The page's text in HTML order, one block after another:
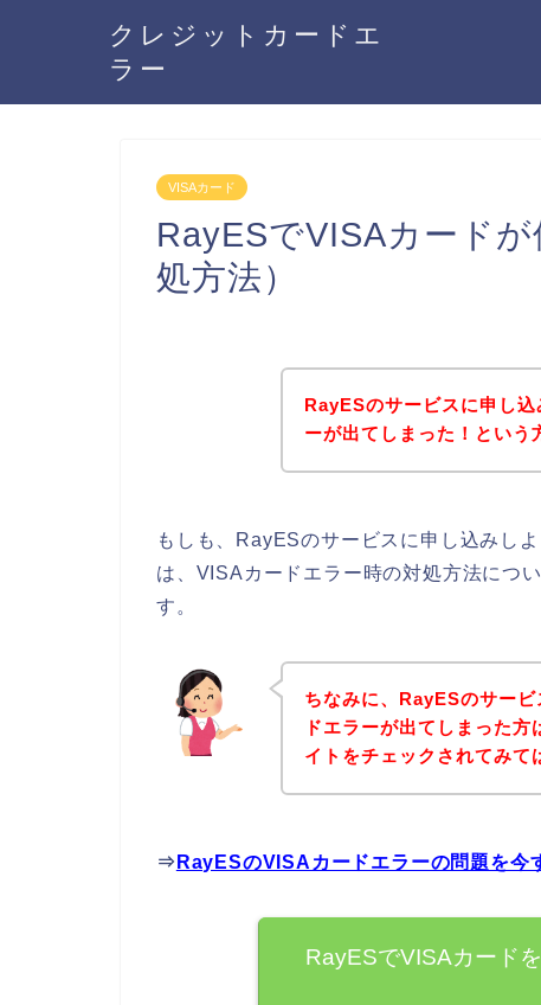
クレジットカードエ
ラー
VISAカード
RayESでVISAカード
処方法）
RayESのサービスに申し
ーが出てしまった！という
もしも、RayESのサービスに申し込みし
は、VISAカードエラー時の対処方法につ
す。
ちなみに、RayESのサー
ドエラーが出てしまった
イトをチェックされてみて
⇒ RayESのVISAカードエラーの問題を今
RayESでVISAカード